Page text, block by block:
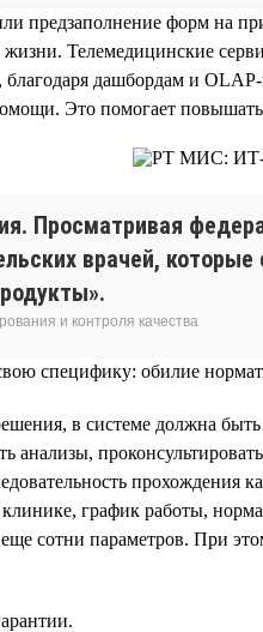
предзаполнение форм на
Телемедицинские
дашбордам и
Это помогает
Просматривая
врачей,
и контроля качества
специфику: обилие
в системе должна
анализы,
прохождения
график работы,
сотни параметров. При